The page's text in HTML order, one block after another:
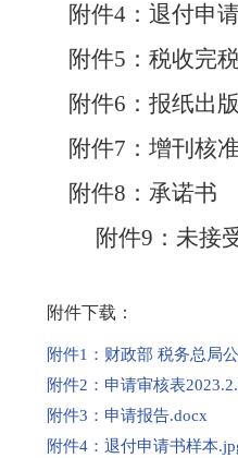
附件4：退付申
附件5 ：税收完
附件6 ：报纸出
附件7 ：增刊核
附件8 ：承诺书
附件9 ：未接
附件下载：
附件1：财政部 税务总局
附件2：申请审核表
附件3：申请报告.docx
附件4：退付申请书样本